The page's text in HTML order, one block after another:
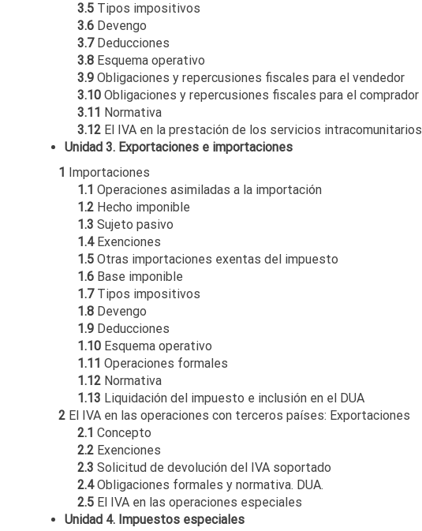
3.5Tipos impositivos
3.6Devengo
3.7Deducciones
3.8Esquema operativo
3.9Obligaciones y repercusiones fiscales para el vendedor
3.10Obligaciones y repercusiones fiscales para el comprador
3.11 Normativa
3.12El IVA en la prestación de los servicios intracomunitarios
Unidad 3. Exportaciones e importaciones
1 Importaciones
1.1 Operaciones asimiladas a la importación
1.2Hecho imponible
1.3 Sujeto pasivo
1.4Exenciones
1.5Otras importaciones exentas del impuesto
1.6Base imponible
1.7Tipos impositivos
1.8Devengo
1.9Deducciones
1.10Esquema operativo
1.11 Operaciones formales
1.12Normativa
1.13 Liquidación del impuesto e inclusión en el DUA
2El IVA en las operaciones con terceros países: Exportaciones
2.1 Concepto
2.2Exenciones
2.3 Solicitud de devolución del IVA soportado
2.4Obligaciones formales y normativa. DUA.
2.5El IVA en las operaciones especiales
Unidad 4. Impuestos especiales